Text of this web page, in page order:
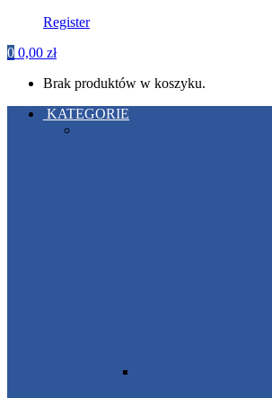
Register
0 0,00 zł
Brak produktów w koszyku.
KATEGORIE